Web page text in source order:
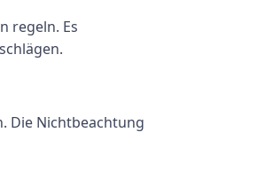
regeln. Es
Die Nichtbeachtung